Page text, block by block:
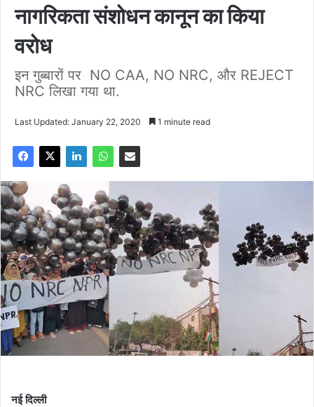
नागरिकता संशोधन कानून का किया
वरोध
इन गुब्बारों पर NO CAA, NO NRC, और REJECT
NRC लिखा गया था.
Last Updated: January 22, 2020 1 minute read
नई दिल्ली